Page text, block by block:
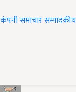
कंपनी समाचारसम्पादकीय